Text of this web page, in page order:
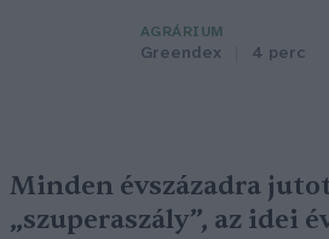
AGRÁRIUM
Greendex 4 perc
Minden évszázadra
„szuperaszály”, az idei